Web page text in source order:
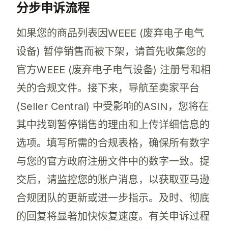
分步申诉流程
如果您的商品列表因WEEE (废弃电子电气
设备) 暂停销售而被下架，请首先收集您的
官方WEEE (废弃电子电气设备) 注册号和相
关的合规文件。接下来，导航至卖家平台
(Seller Central) 中受影响的ASIN，您将在
其中找到暂停销售的理由和上传详细信息的
选项。填写所需的合规表格，确保所有数字
与您的官方政府注册文件中的数字一致。提
交后，请监控您的账户消息，以获取亚马逊
合规团队的更新或进一步指示。及时、彻底
的回复将显著加快恢复速度。有关申诉过程